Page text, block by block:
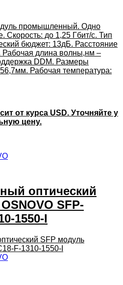
промышленный. Одно
Скорость: до 1,25 Гбит/c. Тип
бюджет: 13дБ. Расстояние
Рабочая длина волны,нм –
DDM. Размеры
Рабочая температура:
от курса USD. Уточняйте у
цену.
оптический
SFP-
1550-I